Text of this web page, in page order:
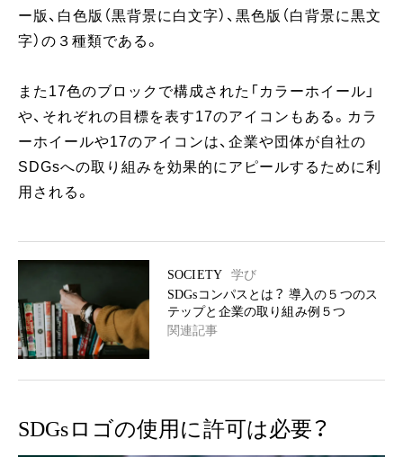
ー版、白色版（黒背景に白文字）、黒色版（白背景に黒文
字）の３種類である。
また17色のブロックで構成された「カラーホイール」
や、それぞれの目標を表す17のアイコンもある。カラ
ーホイールや17のアイコンは、企業や団体が自社の
SDGsへの取り組みを効果的にアピールするために利
用される。
SOCIETY
学び
SDGsコンパスとは？ 導入の５つのス
テップと企業の取り組み例５つ
関連記事
SDGsロゴの使用に許可は必要？